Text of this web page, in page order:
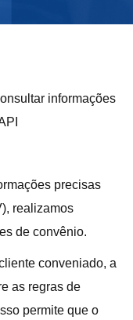
informações
precisas
realizamos
de convênio.
conveniado, a
as regras de
permite que o